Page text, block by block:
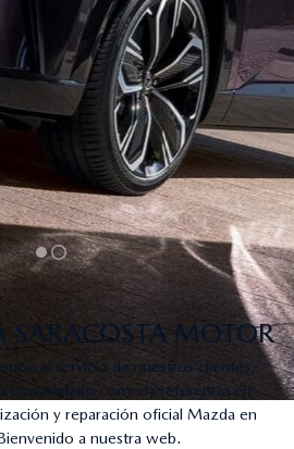
SARACOSTA MOTOR
al servicio de nuestros clientes,
consolidado como la referencia en
y reparación oficial Mazda en
a nuestra web.